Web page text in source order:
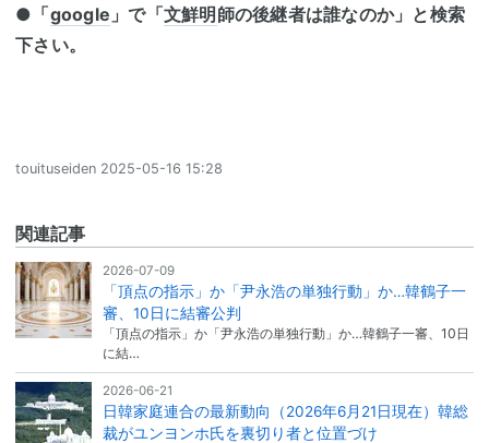
●「google 」で「文鮮明 師の後継者は誰なのか」と検索
下さい。
touituseiden 2025-05-16 15:28
関連記事
2026-07-09
「頂点の指示」か「尹永浩の単独行動」か…韓鶴子一
審、10日に結審公判
「頂点の指示」か「尹永浩の単独行動」か…韓鶴子一審、10日
に結…
2026-06-21
日韓家庭連合の最新動向（2026年6月21日現在）韓総
裁がユンヨンホ氏を裏切り者と位置づけ